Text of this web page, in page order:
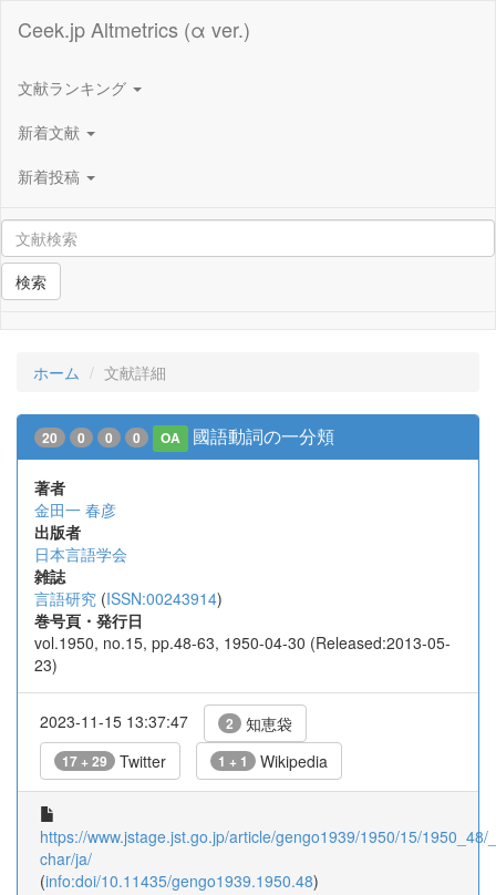
Ceek.jp Altmetrics (α ver.)
文献ランキング
新着文献
新着投稿
検索
ホーム 文献詳細
20 0 0 0 OA 國語動詞の一分頬
著者
金田一 春彦
出版者
日本言語学会
雑誌
言語研究 (ISSN:00243914)
巻号頁・発行日
vol.1950, no.15, pp.48-63, 1950-04-30 (Released:2013-05-
23)
2023-11-15 13:37:47 2 知恵袋
17 + 29 Twitter 1 + 1 Wikipedia
https://www.jstage.jst.go.jp/article/gengo1939/1950/15/1950_48/
char/ja/
(info:doi/10.11435/gengo1939.1950.48)